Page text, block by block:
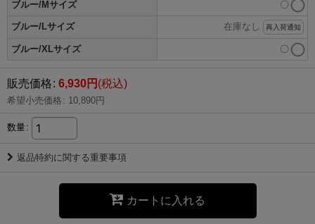
ブルー/Mサイズ 〇
ブルー/Lサイズ 在庫なし 再入荷通知
ブルー/XLサイズ 〇
販売価格: 6,930円 (税込)
希望小売価格 : 10,890円
数量:
返品特約に関する重要事項
カートに入れる